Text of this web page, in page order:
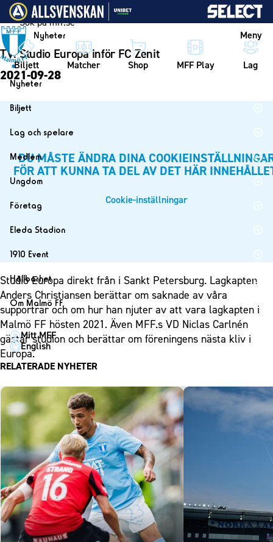
Vidare till innehållet
Nyheter Meny
Biljett Matcher Shop MFF Play Lag
Nyheter
Nyheter
Biljett
Biljett
Årskort dam
Mitt MFF
Biljetter till bortamatcher
Biljettvillkor
Lag och spelare
Lag
Herrlaget
Spelare
Ledarstab
Damlaget
Spelare
Medlem
Medlemskap i Malmö FF
Ungdom
MFF Ungdom
Fotbollsskolan
Fotbollsnätverket
P19
F19
P17
F17
Företag
Bli företagspartner
Klubbstolar
Partner dam
Eleda Stadion
Eleda Stadion
Matchdag på Eleda Stadion
MFF-museet & rundvandringar
1910 Event
1910 Event
Fest & Event
Konferens
Möte
Mässa
Sommarfest
Julshow
Inspiration
Vanliga frågor om 1910 Event
Hållbarhet
Hållbarhet
Himmelsblå framtid – en match för miljön
MFF i samhället
Laget för alla
Himmelsblå Tillsammans
Karriärakademin
Grundskolefotboll mot rasismer
Skolakademier
Fonder
Om Malmö FF
Om Malmö FF
Kontakt
Press och media
Historik – damlaget
Närstående organisationer
Policydokument
Personuppgiftspolicy
Mitt MFF
English
TV: Studio Europa inför FC Zenit
2021-09-28
DU MÅSTE ÄNDRA DINA
FÖR ATT KUNNA TA DEL AV DET HÄR
Cookie-inställningar
Studio Europa direkt från i Sankt Petersburg. Lagkapten
Anders Christiansen berättar om saknade av våra
supportrar och om hur han njuter av att vara lagkapten i
Malmö FF hösten 2021. Även MFF.s VD Niclas Carlnén
gästar studion och berättar om föreningens nästa kliv i
Europa.
RELATERADE NYHETER